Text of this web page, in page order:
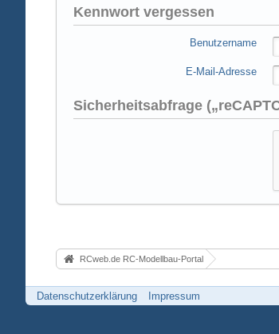
Kennwort vergessen
Benutzername
E-Mail-Adresse
Sicherheitsabfrage
RCweb.de RC-Modellbau-Portal
Datenschutzerklärung Impressum